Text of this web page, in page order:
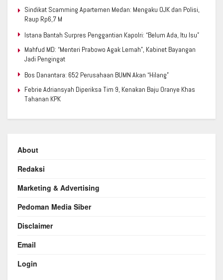
Sindikat Scamming Apartemen Medan: Mengaku OJK dan Polisi,
Raup Rp6,7 M
Istana Bantah Surpres Penggantian Kapolri: “Belum Ada, Itu Isu”
Mahfud MD: “Menteri Prabowo Agak Lemah”, Kabinet Bayangan
Jadi Pengingat
Bos Danantara: 652 Perusahaan BUMN Akan “Hilang”
Febrie Adriansyah Diperiksa Tim 9, Kenakan Baju Oranye Khas
Tahanan KPK
About
Redaksi
Marketing & Advertising
Pedoman Media Siber
Disclaimer
Email
Login